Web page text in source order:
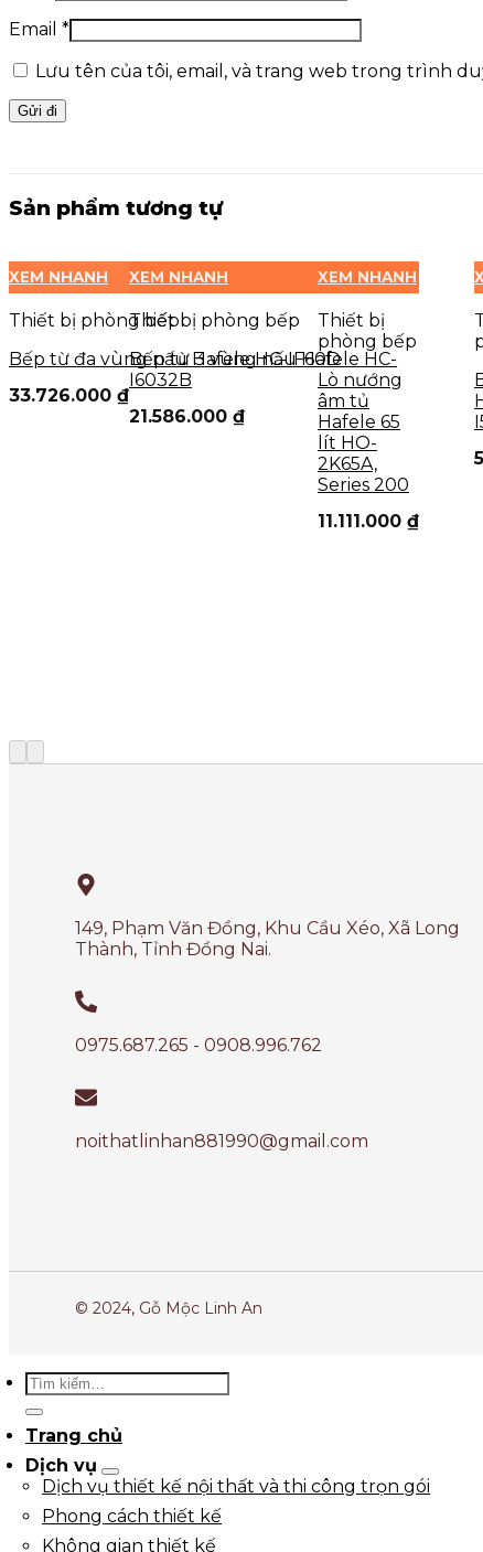
Email *
Lưu tên của tôi, email, và trang web trong trình
Sản phẩm tương tự
XEM NHANH
Thiết bị phòng bếp
Bếp từ đa vùng nấu Hafele HC-IF60D
33.726.000 ₫
XEM NHANH
Thiết bị phòng bếp
Bếp từ 3 vùng nấu Hafele HC-
I6032B
21.586.000₫
XEM NHANH
Thiết bị
phòng bếp
Lò nướng
âm tủ
Hafele 65
lít HO-
2K65A,
Series 200
11.111.000 ₫
149, Phạm Văn Đồng, Khu Cầu Xéo, Xã Long
Thành, Tỉnh Đồng Nai.
0975.687.265 - 0908.996.762
noithatlinhan881990@gmail.com
© 2024, Gỗ Mộc Linh An
Trang chủ
Dịch vụ
Dịch vụ thiết kế nội thất và thi công trọn gói
Phong cách thiết kế
Không gian thiết kế